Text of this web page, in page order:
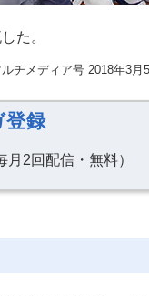
た。
チメディア号 2018年3月
録
2回配信・無料）